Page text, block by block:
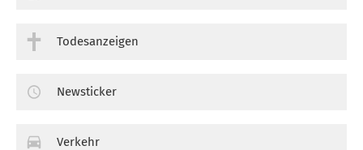
Todesanzeigen
Newsticker
Verkehr